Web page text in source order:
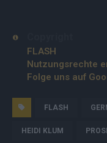
FLASH
Nutzungsrechte
Folge uns auf
FLASH
HEIDI KLUM